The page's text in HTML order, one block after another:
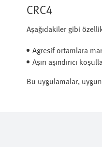
CRC4
Aşağıdakiler gibi
Agresif ortamlara
Aşırı aşındırıcı
Bu uygulamalar,